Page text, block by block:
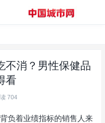
不消？男性保健品
看
704
负着业绩指标的销售人来